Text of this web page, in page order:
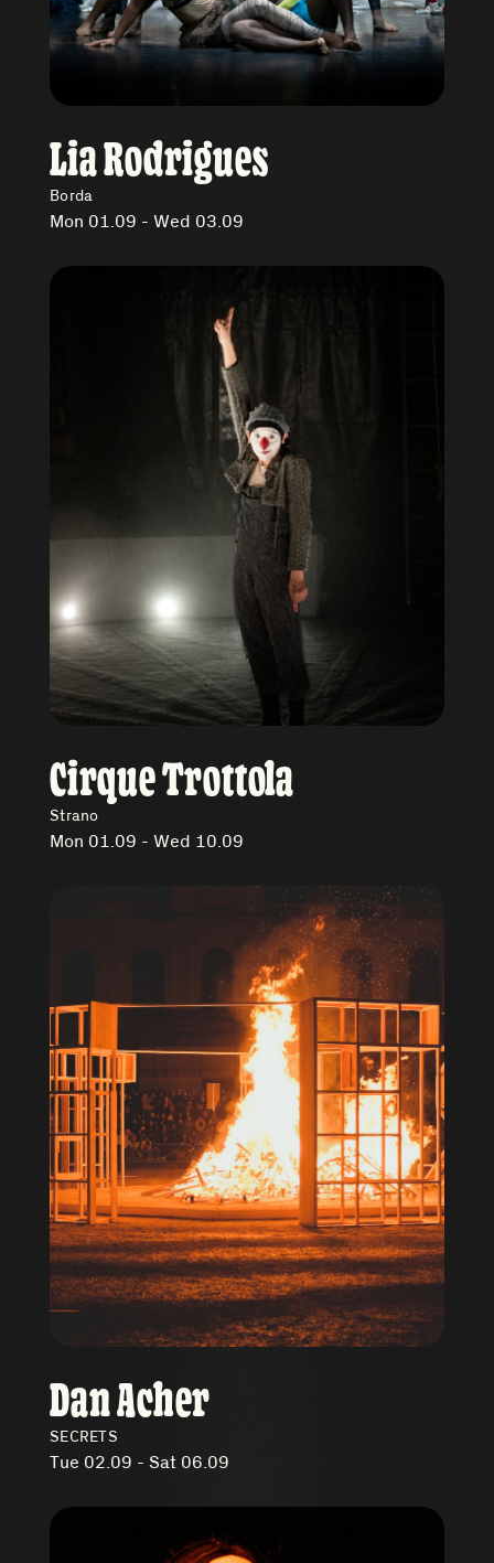
Lia Rodrigues
Borda
Mon 01.09 - Wed 03.09
Cirque Trottola
Strano
Mon 01.09 - Wed 10.09
Dan Acher
SECRETS
Tue 02.09 - Sat 06.09